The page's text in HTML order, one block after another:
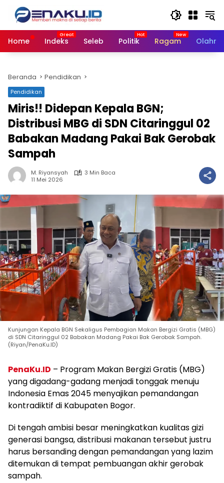
Langsung
konten
Home
Indeks Seleb Politik Ragam
Beranda Pendidikan
Pendidikan
Miris!! Didepan Kepala BGN;
Distribusi MBG di SDN Citaringgul 02
Babakan Madang Pakai Bak Gerobak
Sampah
M. Riyansyah
3 Min Baca
11 Mei 2026
Kunjungan Kepala BGN Sekaligus Pembagian Makan Bergizi Gratis (MBG)
di SDN Citaringgul 02 Babakan Madang Pakai Bak Gerobak Sampah.
(Riyan/PenaKu.ID)
PenaKu.ID – Program Makan Bergizi Gratis (MBG)
yang digadang-gadang menjadi tonggak menuju
Indonesia Emas 2045 menyajikan pemandangan
kontradiktif di Kabupaten Bogor.
Di tengah ambisi besar meningkatkan kualitas gizi
generasi bangsa, distribusi makanan tersebut justru
harus bersanding dengan pemandangan yang lazim
ditemukan di tempat pembuangan akhir gerobak
sampah.